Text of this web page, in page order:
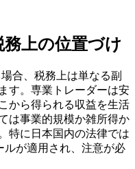
上の位置づけ
合、税務上は単なる副
す。専業トレーダーは安
から得られる収益を生活
は事業的規模か雑所得か
特に日本国内の法律では
が適用され、注意が必